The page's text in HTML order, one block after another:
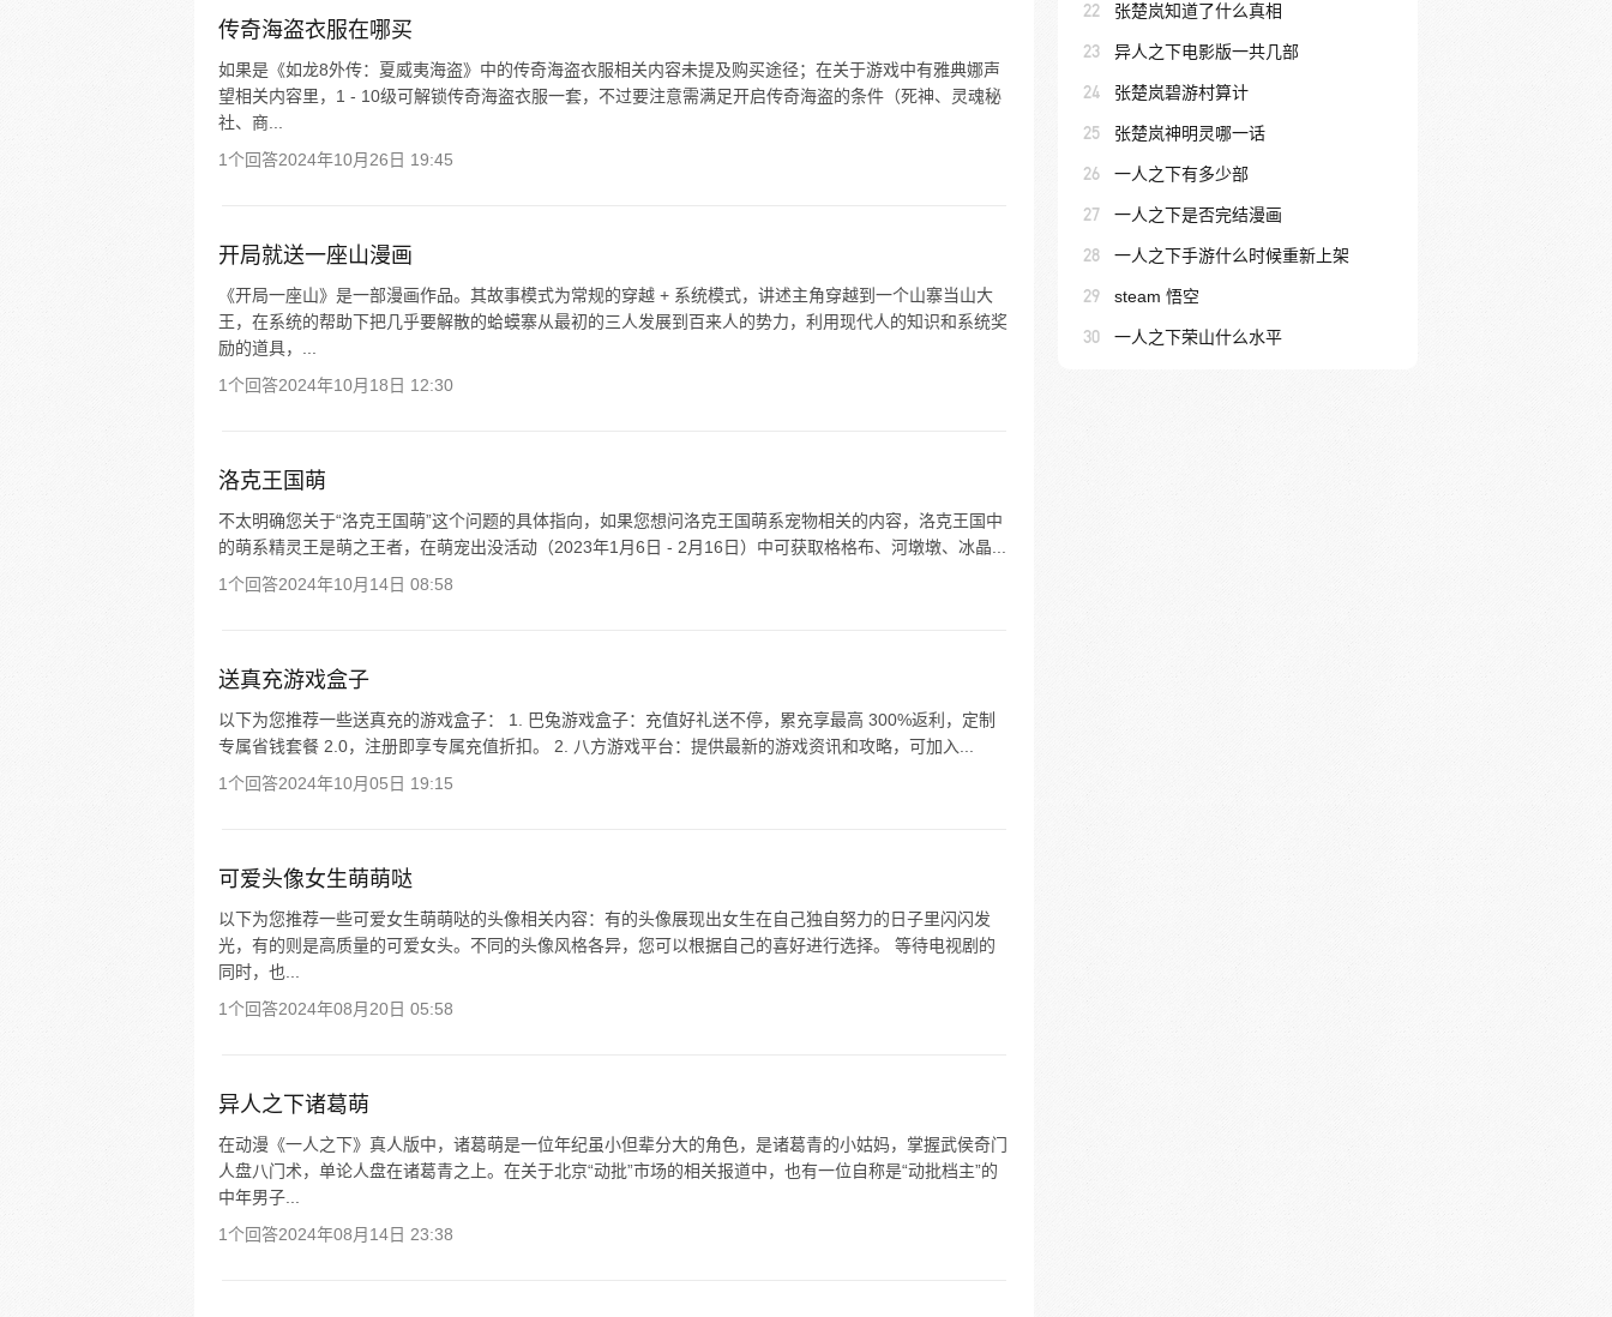
传奇海盗衣服在哪买
如果是《如龙8外传：夏威夷海盗》中的传奇海盗衣服相关内容未提及购买途径；在关于游戏中有雅典娜声
望相关内容里，1 - 10级可解锁传奇海盗衣服一套，不过要注意需满足开启传奇海盗的条件（死神、灵魂秘
社、商...
1个回答2024年10月26日 19:45
开局就送一座山漫画
《开局一座山》是一部漫画作品。其故事模式为常规的穿越 + 系统模式，讲述主角穿越到一个山寨当山大
王，在系统的帮助下把几乎要解散的蛤蟆寨从最初的三人发展到百来人的势力，利用现代人的知识和系统奖
励的道具，...
1个回答2024年10月18日 12:30
洛克王国萌
不太明确您关于“洛克王国萌”这个问题的具体指向，如果您想问洛克王国萌系宠物相关的内容，洛克王国中
的萌系精灵王是萌之王者，在萌宠出没活动（2023年1月6日 - 2月16日）中可获取格格布、河墩墩、冰晶...
1个回答2024年10月14日 08:58
送真充游戏盒子
以下为您推荐一些送真充的游戏盒子： 1. 巴兔游戏盒子：充值好礼送不停，累充享最高 300%返利，定制
专属省钱套餐 2.0，注册即享专属充值折扣。 2. 八方游戏平台：提供最新的游戏资讯和攻略，可加入...
1个回答2024年10月05日 19:15
可爱头像女生萌萌哒
以下为您推荐一些可爱女生萌萌哒的头像相关内容：有的头像展现出女生在自己独自努力的日子里闪闪发
光，有的则是高质量的可爱女头。不同的头像风格各异，您可以根据自己的喜好进行选择。 等待电视剧的
同时，也...
1个回答2024年08月20日 05:58
异人之下诸葛萌
在动漫《一人之下》真人版中，诸葛萌是一位年纪虽小但辈分大的角色，是诸葛青的小姑妈，掌握武侯奇门
人盘八门术，单论人盘在诸葛青之上。在关于北京“动批”市场的相关报道中，也有一位自称是“动批档主”的
中年男子...
1个回答2024年08月14日 23:38
22 张楚岚知道了什么真相
23 异人之下电影版一共几部
24 张楚岚碧游村算计
25 张楚岚神明灵哪一话
26 一人之下有多少部
27 一人之下是否完结漫画
28 一人之下手游什么时候重新上架
29 steam 悟空
30 一人之下荣山什么水平